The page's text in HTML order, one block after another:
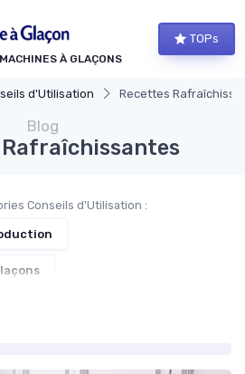
À GLAÇONS
TOPs
d'Utilisation Recettes
Blog
Conseils d'Utilisation :